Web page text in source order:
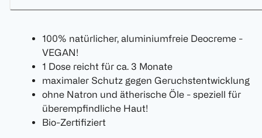
100% natürlicher, aluminiumfreie Deocreme -
VEGAN!
1 Dose reicht für ca. 3 Monate
maximaler Schutz gegen Geruchstentwicklung
ohne Natron und ätherische Öle - speziell für
überempfindliche Haut!
Bio-Zertifiziert